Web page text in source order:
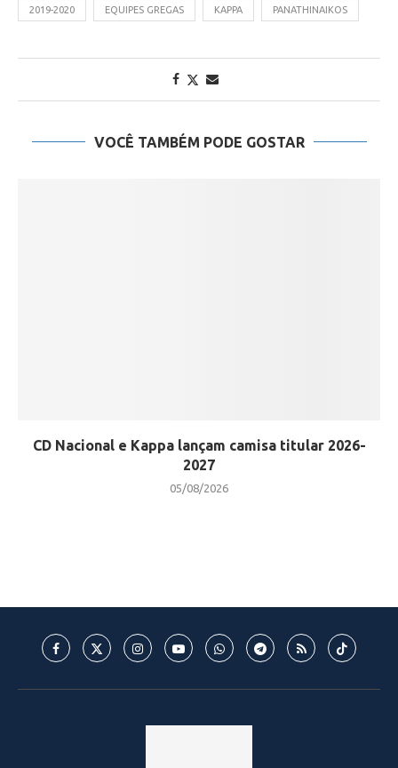
2019-2020 EQUIPES GREGAS KAPPA PANATHINAIKOS
VOCÊ TAMBÉM PODE GOSTAR
CD Nacional e Kappa lançam camisa titular 2026-
2027
05/08/2026